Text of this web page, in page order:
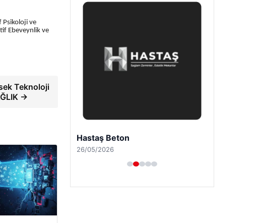
Psikoloji ve
Ebeveynlik ve
Teknoloji
→
Hastaş Beton
26/05/2026